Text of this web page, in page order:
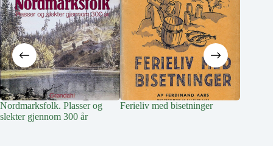
Nordmarksfolk. Plasser og
slekter gjennom 300 år
Ferieliv med bisetninger